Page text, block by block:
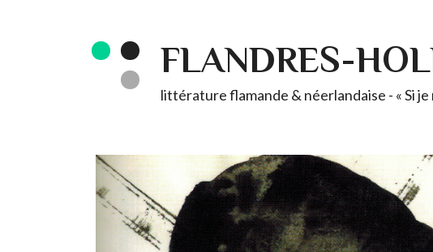
FLANDRES-
littérature flamande & néerlandaise - « Si je